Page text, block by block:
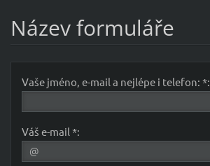
Název formuláře
Vaše jméno, e-mail a nejlépe i telefon: *:
Váš e-mail *: